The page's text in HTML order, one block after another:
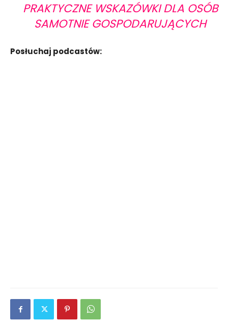
PRAKTYCZNE WSKAZÓWKI DLA OSÓB
SAMOTNIE GOSPODARUJĄCYCH
Posłuchaj podcastów: